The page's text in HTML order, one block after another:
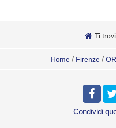
Ti
Home / Firenze /
Condividi